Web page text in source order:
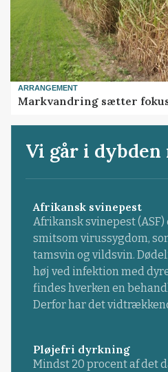
ARRANGEMENT
Markvandring sætter
Vi går i dybden
Afrikansk svinepest
Afrikansk svinepest (ASF)
smitsom virussygdom,
tamsvin og vildsvin.
høj ved infektion med
findes hverken en
Derfor har det
Pløjefri dyrkning
Mindst 20 procent af det